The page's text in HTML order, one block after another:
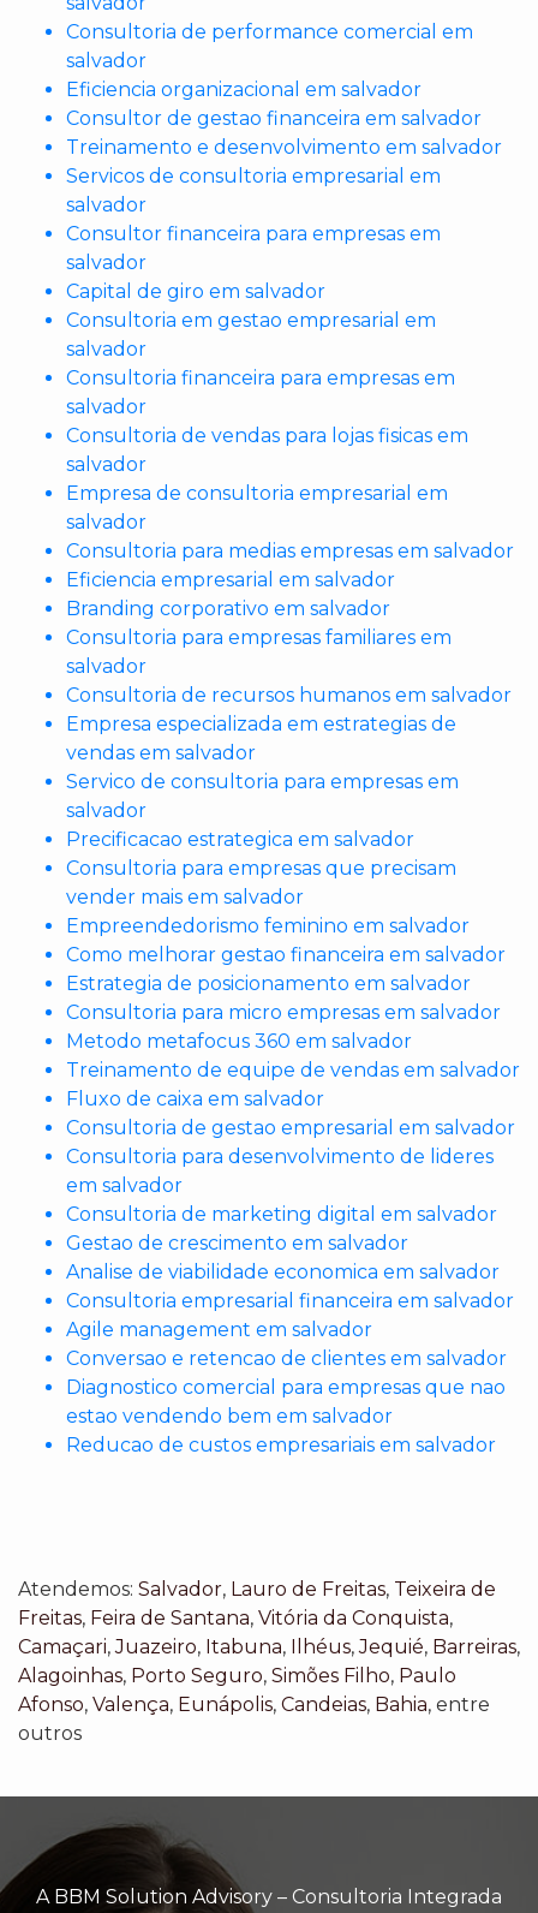
Consultoria de performance comercial em
salvador
Eficiencia organizacional em salvador
Consultor de gestao financeira em salvador
Treinamento e desenvolvimento em salvador
Servicos de consultoria empresarial em
salvador
Consultor financeira para empresas em
salvador
Capital de giro em salvador
Consultoria em gestao empresarial em
salvador
Consultoria financeira para empresas em
salvador
Consultoria de vendas para lojas fisicas em
salvador
Empresa de consultoria empresarial em
salvador
Consultoria para medias empresas em salvador
Eficiencia empresarial em salvador
Branding corporativo em salvador
Consultoria para empresas familiares em
salvador
Consultoria de recursos humanos em salvador
Empresa especializada em estrategias de
vendas em salvador
Servico de consultoria para empresas em
salvador
Precificacao estrategica em salvador
Consultoria para empresas que precisam
vender mais em salvador
Empreendedorismo feminino em salvador
Como melhorar gestao financeira em salvador
Estrategia de posicionamento em salvador
Consultoria para micro empresas em salvador
Metodo metafocus 360 em salvador
Treinamento de equipe de vendas em salvador
Fluxo de caixa em salvador
Consultoria de gestao empresarial em salvador
Consultoria para desenvolvimento de lideres
em salvador
Consultoria de marketing digital em salvador
Gestao de crescimento em salvador
Analise de viabilidade economica em salvador
Consultoria empresarial financeira em salvador
Agile management em salvador
Conversao e retencao de clientes em salvador
Diagnostico comercial para empresas que nao
estao vendendo bem em salvador
Reducao de custos empresariais em salvador
Atendemos: Salvador, Lauro de Freitas, Teixeira de
Freitas, Feira de Santana, Vitória da Conquista,
Camaçari,Juazeiro, Itabuna, Ilhéus,Jequié, Barreiras,
Alagoinhas, Porto Seguro, Simões Filho, Paulo
Afonso, Valença, Eunápolis, Candeias, Bahia, entre
outros
A BBM Solution Advisory – Consultoria Integrada